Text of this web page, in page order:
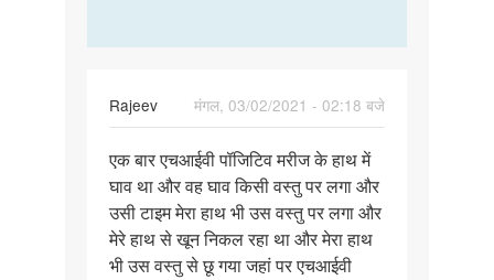
Rajeev
मंगल, 03/02/2021 - 02:18 बजे
एक
बार
एचआईवी
पॉजिटिव
मरीज…
एक बार एचआईवी पॉजिटिव मरीज के हाथ में
घाव था और वह घाव किसी वस्तु पर लगा और
उसी टाइम मेरा हाथ भी उस वस्तु पर लगा और
मेरे हाथ से खून निकल रहा था और मेरा हाथ
भी उस वस्तु से छू गया जहां पर एचआईवी